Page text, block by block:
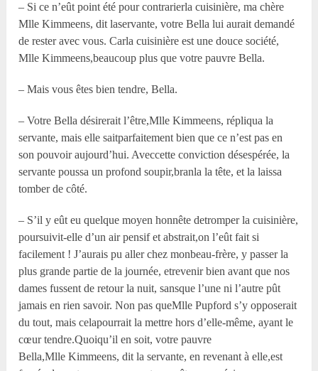
– Si ce n’eût point été pour contrarierla cuisinière, ma chère
Mlle Kimmeens, dit laservante, votre Bella lui aurait demandé
de rester avec vous. Carla cuisinière est une douce société,
Mlle Kimmeens,beaucoup plus que votre pauvre Bella.
– Mais vous êtes bien tendre, Bella.
– Votre Bella désirerait l’être,Mlle Kimmeens, répliqua la
servante, mais elle saitparfaitement bien que ce n’est pas en
son pouvoir aujourd’hui. Aveccette conviction désespérée, la
servante poussa un profond soupir,branla la tête, et la laissa
tomber de côté.
– S’il y eût eu quelque moyen honnête detromper la cuisinière,
poursuivit-elle d’un air pensif et abstrait,on l’eût fait si
facilement ! J’aurais pu aller chez monbeau-frère, y passer la
plus grande partie de la journée, etrevenir bien avant que nos
dames fussent de retour la nuit, sansque l’une ni l’autre pût
jamais en rien savoir. Non pas queMlle Pupford s’y opposerait
du tout, mais celapourrait la mettre hors d’elle-même, ayant le
cœur tendre.Quoiqu’il en soit, votre pauvre
Bella,Mlle Kimmeens, dit la servante, en revenant à elle,est